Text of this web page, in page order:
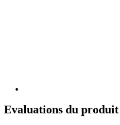
Evaluations du produit